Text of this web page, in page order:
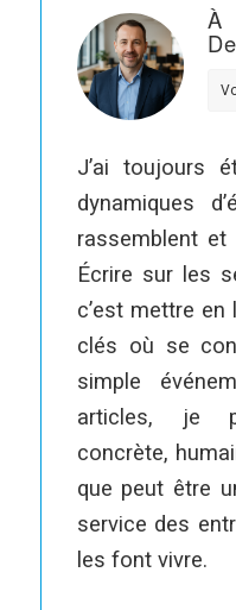
À
J’ai toujours
dynamiques
rassemblent
Écrire sur les
c’est mettre
clés où se
simple
articles, je
concrète,
que peut être
service des
les font vivre.